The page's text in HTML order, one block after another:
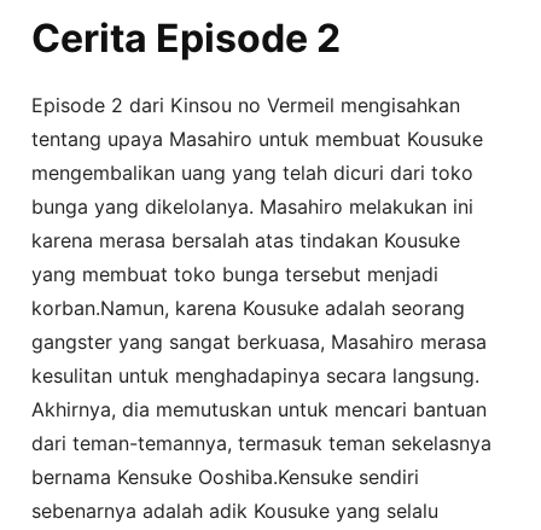
Cerita Episode 2
Episode 2 dari Kinsou no Vermeil mengisahkan
tentang upaya Masahiro untuk membuat Kousuke
mengembalikan uang yang telah dicuri dari toko
bunga yang dikelolanya. Masahiro melakukan ini
karena merasa bersalah atas tindakan Kousuke
yang membuat toko bunga tersebut menjadi
korban.Namun, karena Kousuke adalah seorang
gangster yang sangat berkuasa, Masahiro merasa
kesulitan untuk menghadapinya secara langsung.
Akhirnya, dia memutuskan untuk mencari bantuan
dari teman-temannya, termasuk teman sekelasnya
bernama Kensuke Ooshiba.Kensuke sendiri
sebenarnya adalah adik Kousuke yang selalu